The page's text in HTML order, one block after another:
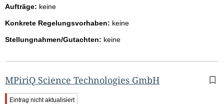
Aufträge: keine
Konkrete Regelungsvorhaben: keine
Stellungnahmen/Gutachten: keine
MPiriQ Science Technologies GmbH
W
Eintrag nicht aktualisiert